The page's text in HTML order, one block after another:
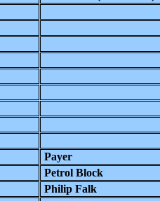
Payer
Petrol Block
Philip Falk